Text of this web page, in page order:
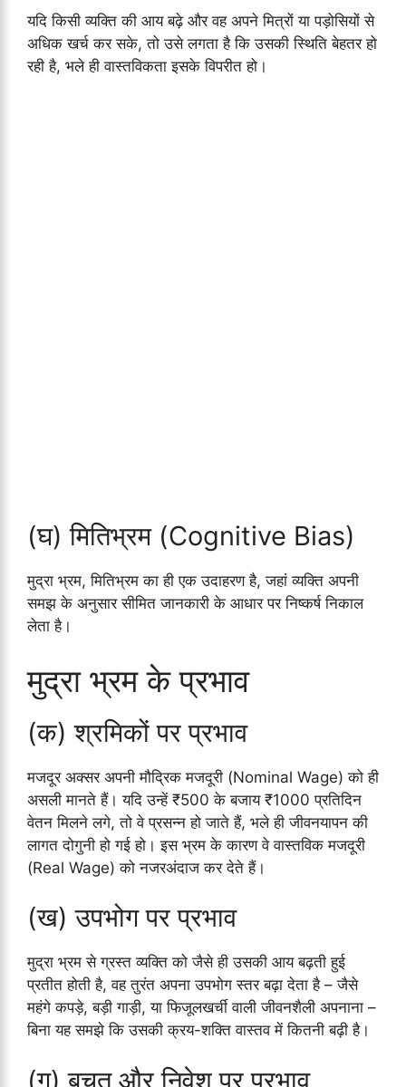
यदि किसी व्यक्ति की आय बढ़े और वह अपने मित्रों या पड़ोसियों से
अधिक खर्च कर सके, तो उसे लगता है कि उसकी स्थिति बेहतर हो
रही है, भले ही वास्तविकता इसके विपरीत हो।
(घ) मितिभ्रम (Cognitive Bias)
मुद्रा भ्रम, मितिभ्रम का ही एक उदाहरण है, जहां व्यक्ति अपनी
समझ के अनुसार सीमित जानकारी के आधार पर निष्कर्ष निकाल
लेता है।
मुद्रा भ्रम के प्रभाव
(क) श्रमिकों पर प्रभाव
मजदूर अक्सर अपनी मौद्रिक मजदूरी (Nominal Wage) को ही
असली मानते हैं। यदि उन्हें ₹500 के बजाय ₹1000 प्रतिदिन
वेतन मिलने लगे, तो वे प्रसन्न हो जाते हैं, भले ही जीवनयापन की
लागत दोगुनी हो गई हो। इस भ्रम के कारण वे वास्तविक मजदूरी
(Real Wage) को नजरअंदाज कर देते हैं।
(ख) उपभोग पर प्रभाव
मुद्रा भ्रम से ग्रस्त व्यक्ति को जैसे ही उसकी आय बढ़ती हुई
प्रतीत होती है, वह तुरंत अपना उपभोग स्तर बढ़ा देता है – जैसे
महंगे कपड़े, बड़ी गाड़ी, या फिजूलखर्ची वाली जीवनशैली अपनाना –
बिना यह समझे कि उसकी क्रय-शक्ति वास्तव में कितनी बढ़ी है।
(ग) बचत और निवेश पर प्रभाव